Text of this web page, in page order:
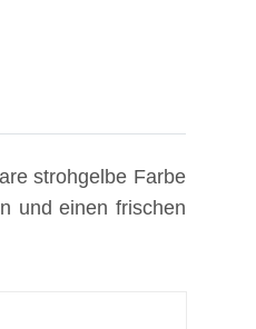
strohgelbe Farbe
und einen frischen